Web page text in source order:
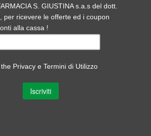
S. GIUSTINA s.a.s del dott.
per ricevere le offerte ed i coupon
alla cassa !
Privacy e Termini di Utilizzo